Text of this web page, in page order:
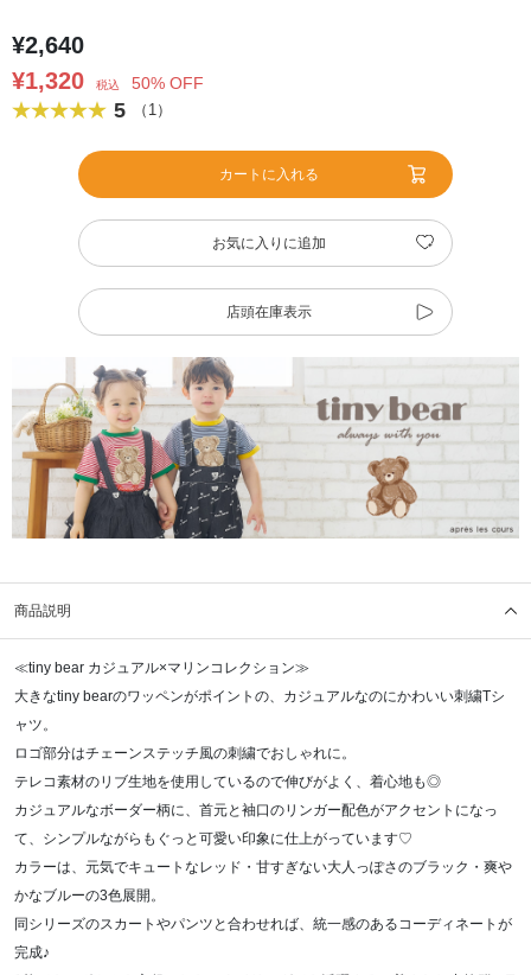
¥2,640
¥1,320
税込 50% OFF
5 （1）
カートに入れる
お気に入りに追加
店頭在庫表示
商品説明
≪tiny bear カジュアル×マリンコレクション≫
大きなtiny bearのワッペンがポイントの、カジュアルなのにかわいい刺繍Tシ
ャツ。
ロゴ部分はチェーンステッチ風の刺繍でおしゃれに。
テレコ素材のリブ生地を使用しているので伸びがよく、着心地も◎
カジュアルなボーダー柄に、首元と袖口のリンガー配色がアクセントになっ
て、シンプルながらもぐっと可愛い印象に仕上がっています♡
カラーは、元気でキュートなレッド・甘すぎない大人っぽさのブラック・爽や
かなブルーの3色展開。
同シリーズのスカートやパンツと合わせれば、統一感のあるコーディネートが
完成♪